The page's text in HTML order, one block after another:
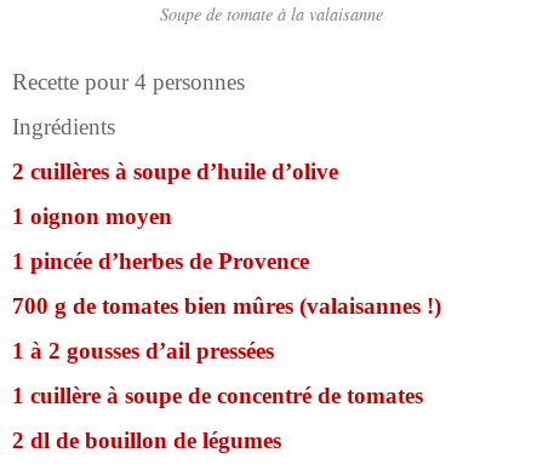
Soupe de tomate à la valaisanne
Recette pour 4 personnes
Ingrédients
2 cuillères à soupe d’huile d’olive
1 oignon moyen
1 pincée d’herbes de Provence
700 g de tomates bien mûres (valaisannes !)
1 à 2 gousses d’ail pressées
1 cuillère à soupe de concentré de tomates
2 dl de bouillon de légumes